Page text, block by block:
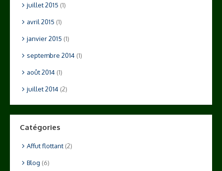
juillet 2015 (1)
avril 2015 (1)
janvier 2015 (1)
septembre 2014 (1)
août 2014 (1)
juillet 2014 (2)
Catégories
Affut flottant (2)
Blog (6)